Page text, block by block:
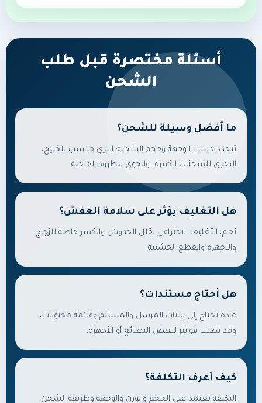
أسئلة مختصرة قبل طلب
الشحن
ما أفضل وسيلة للشحن؟
تتحدد حسب الوجهة وحجم الشحنة: البري مناسب للخليج،
البحري للشحنات الكبيرة، والجوي للطرود العاجلة.
هل التغليف يؤثر على سلامة العفش؟
نعم، التغليف الاحترافي يقلل الخدوش والكسر خاصة للزجاج
والأجهزة والقطع الخشبية.
هل أحتاج مستندات؟
عادة تحتاج إلى بيانات المرسل والمستلم وقائمة محتويات،
وقد تطلب فواتير لبعض البضائع أو الأجهزة.
كيف أعرف التكلفة؟
التكلفة تعتمد على الحجم والوزن والوجهة وطريقة الشحن